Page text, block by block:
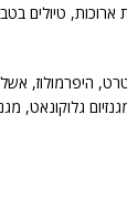
ארוכות, טיולים
היפרמולוז,
גלוקונאט,